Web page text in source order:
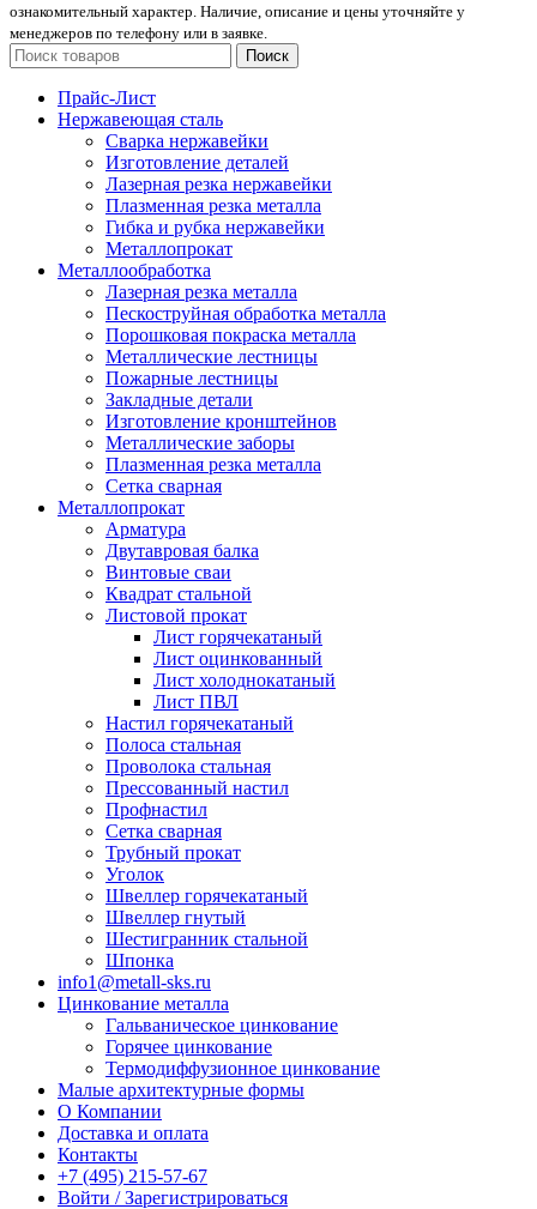
ознакомительный характер. Наличие, описание и цены уточняйте у
менеджеров по телефону или в заявке.
Поиск
Прайс-Лист
Нержавеющая сталь
Сварка нержавейки
Изготовление деталей
Лазерная резка нержавейки
Плазменная резка металла
Гибка и рубка нержавейки
Металлопрокат
Металлообработка
Лазерная резка металла
Пескоструйная обработка металла
Порошковая покраска металла
Металлические лестницы
Пожарные лестницы
Закладные детали
Изготовление кронштейнов
Металлические заборы
Плазменная резка металла
Сетка сварная
Металлопрокат
Арматура
Двутавровая балка
Винтовые сваи
Квадрат стальной
Листовой прокат
Лист горячекатаный
Лист оцинкованный
Лист холоднокатаный
Лист ПВЛ
Настил горячекатаный
Полоса стальная
Проволока стальная
Прессованный настил
Профнастил
Сетка сварная
Трубный прокат
Уголок
Швеллер горячекатаный
Швеллер гнутый
Шестигранник стальной
Шпонка
info1@metall-sks.ru
Цинкование металла
Гальваническое цинкование
Горячее цинкование
Термодиффузионное цинкование
Малые архитектурные формы
О Компании
Доставка и оплата
Контакты
+7 (495) 215-57-67
Войти / Зарегистрироваться